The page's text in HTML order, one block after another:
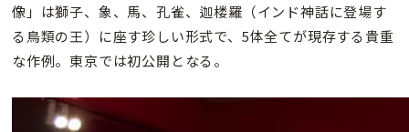
像」は獅子、象、馬、孔雀、迦楼羅（インド神話に登場す
る鳥類の王）に座す珍しい形式で、5体全てが現存する貴重
な作例。東京では初公開となる。